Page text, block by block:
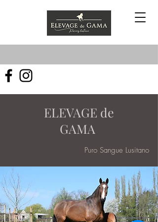
ELEVAGE de
GAMA
Puro Sangue Lusitano